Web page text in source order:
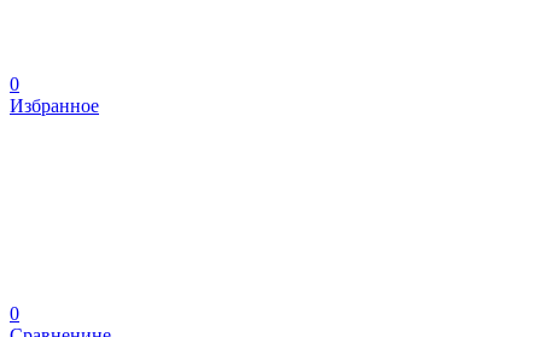
0
Избранное
0